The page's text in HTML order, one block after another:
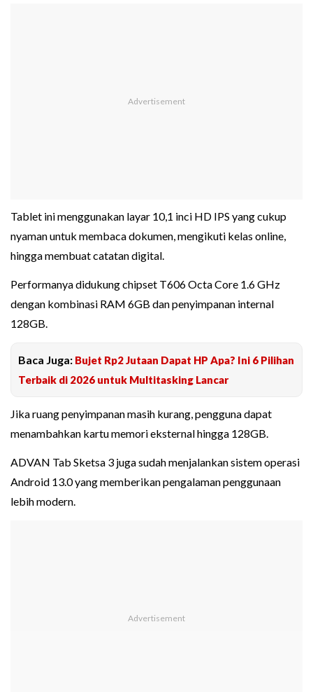
Tablet ini menggunakan layar 10,1 inci HD IPS yang cukup
nyaman untuk membaca dokumen, mengikuti kelas online,
hingga membuat catatan digital.
Performanya didukung chipset T606 Octa Core 1.6 GHz
dengan kombinasi RAM 6GB dan penyimpanan internal
128GB.
Baca Juga: Bujet Rp2 Jutaan Dapat HP Apa? Ini 6 Pilihan
Terbaik di 2026 untuk Multitasking Lancar
Jika ruang penyimpanan masih kurang, pengguna dapat
menambahkan kartu memori eksternal hingga 128GB.
ADVAN Tab Sketsa 3 juga sudah menjalankan sistem operasi
Android 13.0 yang memberikan pengalaman penggunaan
lebih modern.